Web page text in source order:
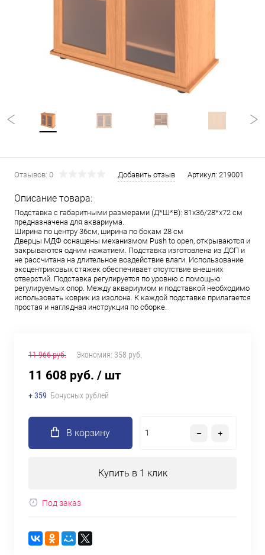
Отзывов: 0 Добавить отзыв Артикул: 219001
Описание товара:
Подставка с габаритными размерами (Д*Ш*В): 81x36/28*x72 см
предназначена для аквариума.
Ширина по центру 36см, ширина по бокам 28 см
Дверцы МДФ оснащены механизмом Push to open, открываются и
закрываются одним нажатием. Подставка изготовлена из ДСП и
не рассчитана на длительное воздействие влаги. Использование
эксцентриковых стяжек обеспечивает отсутствие внешних
отверстий. Подставка регулируется по уровню с помощью
регулируемых опор. Между аквариумом и подставкой необходимо
использовать коврик из изолона. К каждой подставке прилагается
простая и наглядная инструкция по сборке.
11 966 руб. Экономия: 358 руб.
11 608 руб. / шт
+ 359 Бонусных рублей
В корзину
Купить в 1 клик
Под заказ